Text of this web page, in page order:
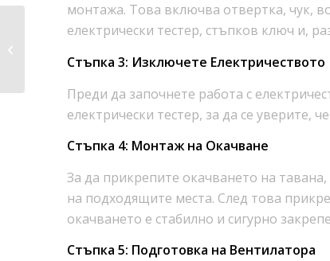
монтажа. Това включва отвертка, чук,
електрически тестер, стъпков ключ и,
Стъпка 3: Изключете Електричеството
Преди да започнете работа с
електрически тестер, за да се уверите,
Стъпка 4: Монтаж на Окачване
За да прикрепите окачването на
на подходящите места. След това
окачването е стабилно и сигурно
Стъпка 5: Подготовка на Вентилатора
Спестете от
сметката си: Как да
намерите най-